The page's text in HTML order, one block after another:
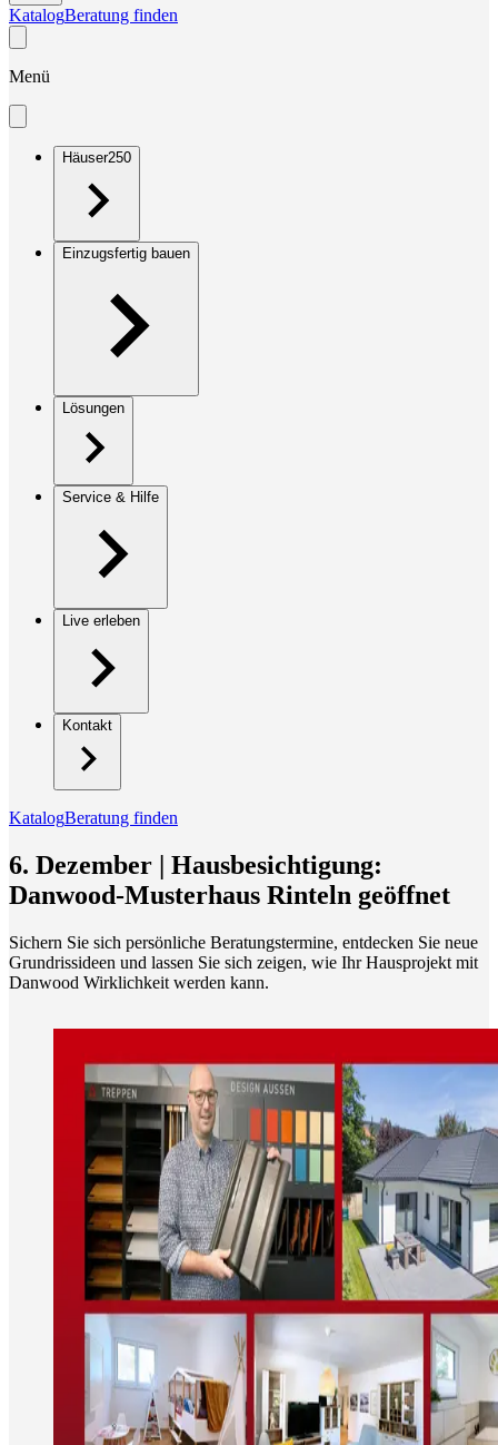
KatalogBeratung finden
Menü
Häuser250
Einzugsfertig bauen
Lösungen
Service & Hilfe
Live erleben
Kontakt
KatalogBeratung finden
6. Dezember | Hausbesichtigung:
Danwood-Musterhaus Rinteln geöffnet
Sichern Sie sich persönliche Beratungstermine, entdecken Sie neue
Grundrissideen und lassen Sie sich zeigen, wie Ihr Hausprojekt mit
Danwood Wirklichkeit werden kann.